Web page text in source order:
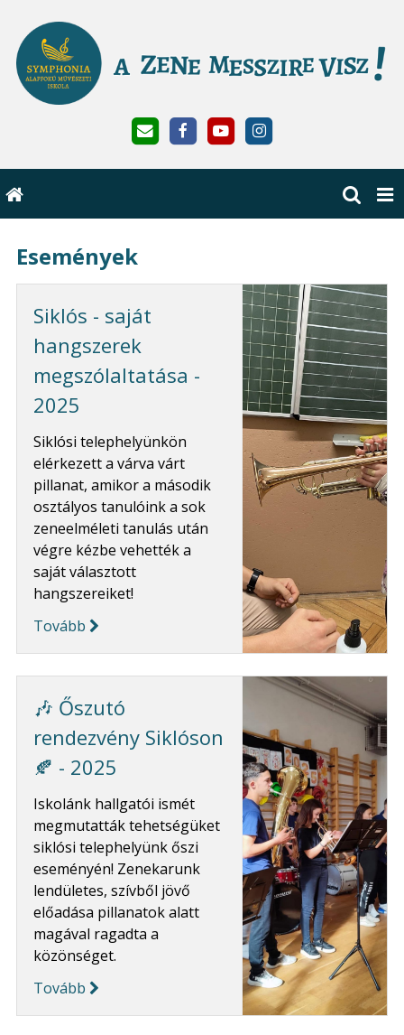
Események
Siklós - saját
hangszerek
megszólaltatása -
2025
Siklósi telephelyünkön
elérkezett a várva várt
pillanat, amikor a második
osztályos tanulóink a sok
zeneelméleti tanulás után
végre kézbe vehették a
saját választott
hangszereiket!
Tovább
🎶 Őszutó
rendezvény Siklóson
🍂 - 2025
Iskolánk hallgatói ismét
megmutatták tehetségüket
siklósi telephelyünk őszi
eseményén! Zenekarunk
lendületes, szívből jövő
előadása pillanatok alatt
magával ragadta a
közönséget.
Tovább